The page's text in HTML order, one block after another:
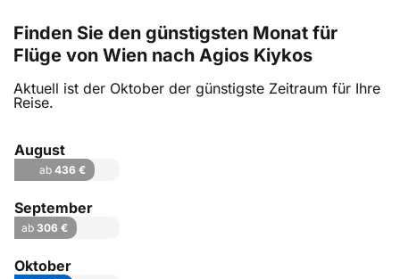
Finden Sie den günstigsten Monat für
Flüge von Wien nach Agios Kiykos
Aktuell ist der Oktober der günstigste Zeitraum für Ihre
Reise.
August
ab 436 €
September
ab 306 €
Oktober